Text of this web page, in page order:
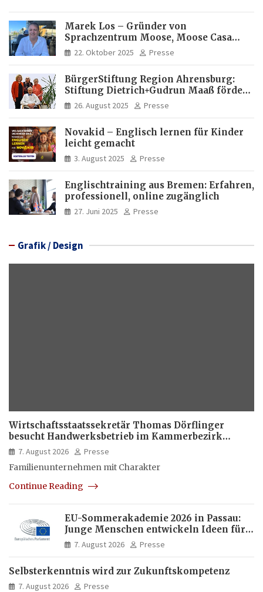
Marek Los – Gründer von
Sprachzentrum Moose, Moose Casa
Italia und Apartamento Brasil |
Internationaler Experte für Bildung
22. Oktober 2025 Presse
BürgerStiftung Region Ahrensburg:
Stiftung Dietrich+Gudrun Maaß fördert
Deutschkenntnisse von Frauen
26. August 2025 Presse
Novakid – Englisch lernen für Kinder
leicht gemacht
3. August 2025 Presse
Englischtraining aus Bremen: Erfahren,
professionell, online zugänglich
27. Juni 2025 Presse
Grafik / Design
Wirtschaftsstaatssekretär Thomas Dörflinger
besucht Handwerksbetrieb im Kammerbezirk
Freiburg
7. August 2026
Presse
Familienunternehmen mit Charakter
Continue Reading
EU-Sommerakademie 2026 in Passau:
Junge Menschen entwickeln Ideen für
Europas Zukunft
7. August 2026 Presse
Selbsterkenntnis wird zur Zukunftskompetenz
7. August 2026 Presse